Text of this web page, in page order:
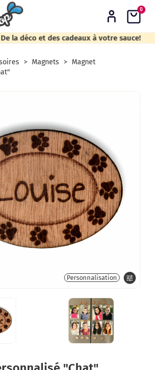
0
la déco et des cadeaux à votre sauce!
Magnets
Magnet
Personnalisation tune